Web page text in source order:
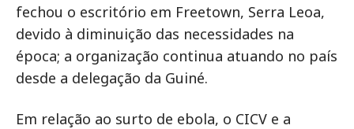
fechou o escritório em Freetown, Serra Leoa,
devido à diminuição das necessidades na
época; a organização continua atuando no país
desde a delegação da Guiné.
Em relação ao surto de ebola, o CICV e a